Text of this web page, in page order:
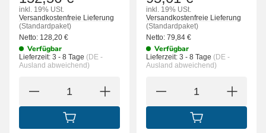
inkl. 19% USt.
Versandkostenfreie Lieferung
(Standardpaket)
Netto: 128,20 €
Verfügbar
Lieferzeit: 3 - 8 Tage (DE -
Ausland abweichend)
IN DEN WARENKORB
inkl. 19% USt.
Versandkostenfreie Lieferung
(Standardpaket)
Netto: 79,84 €
Verfügbar
Lieferzeit: 3 - 8 Tage (DE -
Ausland abweichend)
IN DEN